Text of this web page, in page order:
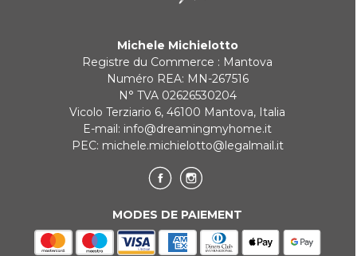
Michele Michielotto
Registre du Commerce : Mantova
Numéro REA: MN-267516
N° TVA 02626530204
Vicolo Terziario 6, 46100 Mantova, Italia
E-mail: info@dreamingmyhome.it
PEC: michele.michielotto@legalmail.it
MODES DE PAIEMENT